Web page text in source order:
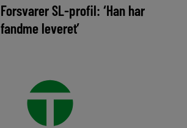
Forsvarer SL-profil: ‘Han har
fandme leveret’